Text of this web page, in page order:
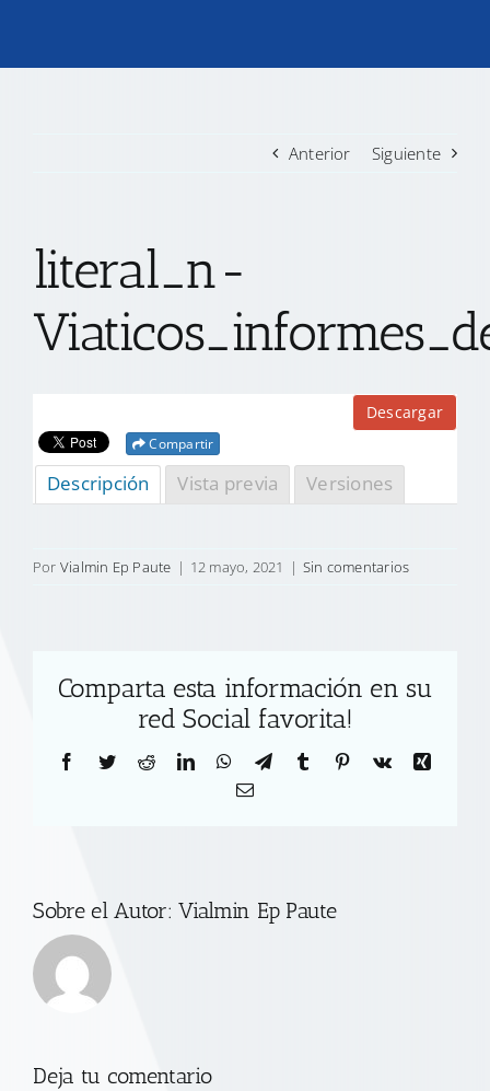
TRANSPARENCIA
CONTACTO
Anterior Siguiente
literal_n-
Descargar
Compartir
Descripción Vista previa Versiones
Por Vialmin Ep Paute | 12 mayo, 2021 | Sin comentarios
Comparta esta información en su
red Social favorita!
Facebook
TwitterRedditLinkedInWhatsApp
TelegramTumblr Pinterest
Vk
Xing
Correo
Sobre el Autor:Vialmin Ep Paute
Deja tu comentario